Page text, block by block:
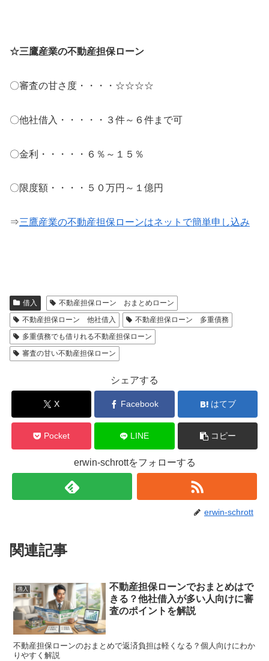
☆三鷹産業の不動産担保ローン
〇審査の甘さ度・・・・☆☆☆☆
〇他社借入・・・・・３件～６件まで可
〇金利・・・・・６％～１５％
〇限度額・・・・５０万円～１億円
⇒三鷹産業の不動産担保ローンはネットで簡単申し込み
借入
不動産担保ローン おまとめローン
不動産担保ローン 他社借入
不動産担保ローン 多重債務
多重債務でも借りれる不動産担保ローン
審査の甘い不動産担保ローン
シェアする
X Facebook はてブ
Pocket LINE コピー
erwin-schrottをフォローする
erwin-schrott
関連記事
借入
不動産担保ローンでおまとめはで
きる？他社借入が多い人向けに審
査のポイントを解説
不動産担保ローンのおまとめで返済負担は軽くなる？個人向けにわか
りやすく解説